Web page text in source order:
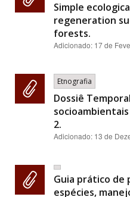
Simple
regeneration
forests.
Adicionado: 17 de
Etnografia
Dossiê
2.
Adicionado: 13 de
Guia prático de
espécies,